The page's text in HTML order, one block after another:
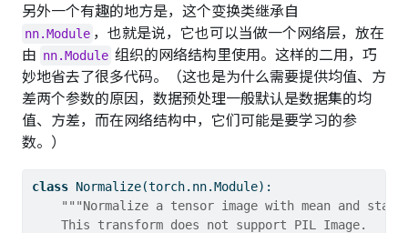
另外一个有趣的地方是，这个变换类继承自
nn.Module ，也就是说，它也可以当做一个网络层，放在
由 nn.Module 组织的网络结构里使用。这样的二用，巧
妙地省去了很多代码。（这也是为什么需要提供均值、方
差两个参数的原因，数据预处理一般默认是数据集的均
值、方差，而在网络结构中，它们可能是要学习的参
数。）
class Normalize(torch.nn.Module):
"""Normalize a tensor image with mean and
    This transform does not support PIL Image.